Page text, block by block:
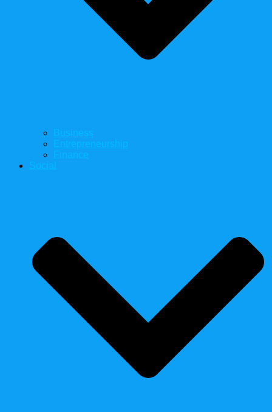
Business
Entrepreneurship
Finance
Social